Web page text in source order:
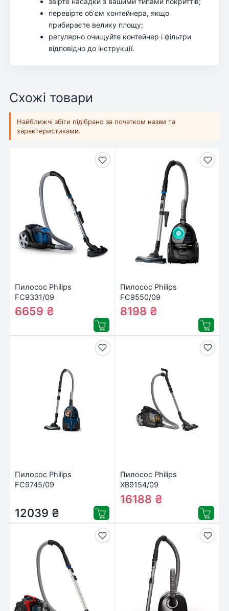
перевірте обʼєм контейнера, якщо
прибираєте велику площу;
регулярно очищуйте контейнер і фільтри
відповідно до інструкції.
Схожі товари
Найближчі збіги підібрано за початком назви та
характеристиками.
Пилосос Philips
FC9331/09
7039₴
6659 ₴
Пилосос Philips
FC9550/09
9050₴
8198 ₴
Пилосос Philips
FC9745/09
12039 ₴
Пилосос Philips
XB9154/09
16893₴
16188 ₴